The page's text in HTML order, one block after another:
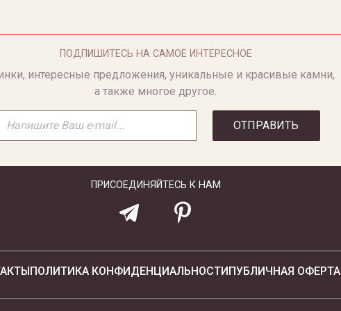
ПОДПИШИТЕСЬ НА САМОЕ ИНТЕРЕСНОЕ
интересные предложения, уникальные и красивые камни,
а также многое другое.
ОТПРАВИТЬ
ПРИСОЕДИНЯЙТЕСЬ К НАМ
ПОЛИТИКА КОНФИДЕНЦИАЛЬНОСТИПУБЛИЧНАЯ ОФЕРТА